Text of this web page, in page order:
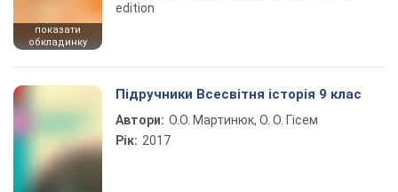
показати
обкладинку
edition
Підручники Всесвітня історія 9 клас
Автори: О.О. Мартинюк, О. О. Гісем
Рік: 2017